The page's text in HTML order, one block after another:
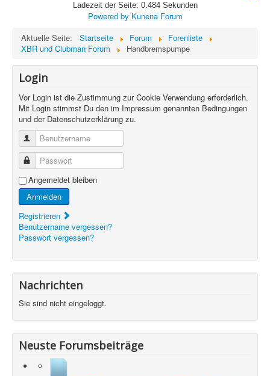
Ladezeit der Seite: 0.484 Sekunden
Powered by Kunena Forum
Aktuelle Seite:
Startseite Forum
Forenliste
XBR und Clubman Forum
Handbremspumpe
Login
Vor Login ist die Zustimmung zur Cookie Verwendung erforderlich.
Mit Login stimmst Du den im Impressum genannten Bedingungen
und der Datenschutzerklärung zu.
Benutzername
Passwort
Angemeldet bleiben
Anmelden
Registrieren
Benutzername vergessen?
Passwort vergessen?
Nachrichten
Sie sind nicht eingeloggt.
Neuste Forumsbeiträge